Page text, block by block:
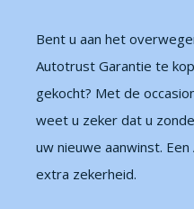
Bent u aan het
Autotrust Garantie te
gekocht? Met de
weet u zeker dat u
uw nieuwe aanwinst.
extra zekerheid.